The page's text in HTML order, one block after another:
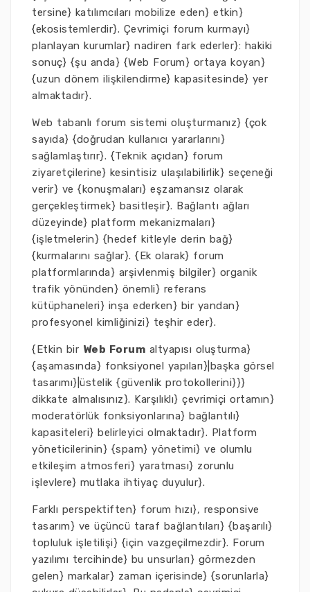
tersine} katılımcıları mobilize eden} etkin}
{ekosistemlerdir}. Çevrimiçi forum kurmayı}
planlayan kurumlar} nadiren fark ederler}: hakiki
sonuç} {şu anda} {Web Forum} ortaya koyan}
{uzun dönem ilişkilendirme} kapasitesinde} yer
almaktadır}.
Web tabanlı forum sistemi oluşturmanız} {çok
sayıda} {doğrudan kullanıcı yararlarını}
sağlamlaştırır}. {Teknik açıdan} forum
ziyaretçilerine} kesintisiz ulaşılabilirlik} seçeneği
verir} ve {konuşmaları} eşzamansız olarak
gerçekleştirmek} basitleşir}. Bağlantı ağları
düzeyinde} platform mekanizmaları}
{işletmelerin} {hedef kitleyle derin bağ}
{kurmalarını sağlar}. {Ek olarak} forum
platformlarında} arşivlenmiş bilgiler} organik
trafik yönünden} önemli} referans
kütüphaneleri} inşa ederken} bir yandan}
profesyonel kimliğinizi} teşhir eder}.
{Etkin bir Web Forum altyapısı oluşturma}
{aşamasında} fonksiyonel yapıları}|başka görsel
tasarımı}|üstelik {güvenlik protokollerini}}}
dikkate almalısınız}. Karşılıklı} çevrimiçi ortamın}
moderatörlük fonksiyonlarına} bağlantılı}
kapasiteleri} belirleyici olmaktadır}. Platform
yöneticilerinin} {spam} yönetimi} ve olumlu
etkileşim atmosferi} yaratması} zorunlu
işlevlere} mutlaka ihtiyaç duyulur}.
Farklı perspektiften} forum hızı}, responsive
tasarım} ve üçüncü taraf bağlantıları} {başarılı}
topluluk işletilişi} {için vazgeçilmezdir}. Forum
yazılımı tercihinde} bu unsurları} görmezden
gelen} markalar} zaman içerisinde} {sorunlarla}